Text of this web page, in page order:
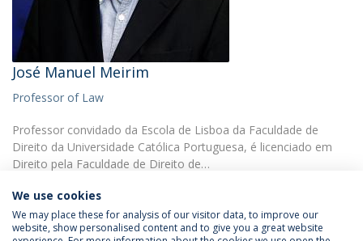
José Manuel Meirim
Professor of Law
Professor convidado da Escola de Lisboa da Faculdade de
Direito da Universidade Católica Portuguesa, é licenciado em
Direito pela Faculdade de Direito de…
We use cookies
We may place these for analysis of our visitor data, to improve our
website, show personalised content and to give you a great website